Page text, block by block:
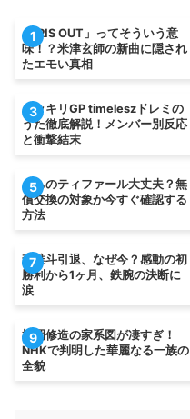
1
「IRIS OUT」ってそういう意
味！？米津玄師の新曲に隠され
たエモい真相
3
ドッキリGP timeleszドレミの
うた徹底解説！メンバー別反応
と衝撃結末
5
うちのティファール大丈夫？無
償交換の対象か今すぐ確認する
方法
7
森唯斗引退、なぜ今？感動の初
勝利から1ヶ月、鉄腕の決断に
涙
9
松岡修造の家系図が凄すぎ！
NHKで判明した華麗なる一族の
全貌